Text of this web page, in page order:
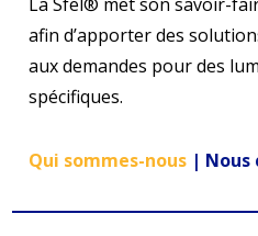
afin d’apporter des
aux demandes pour des
spécifiques.
Qui sommes-nous |